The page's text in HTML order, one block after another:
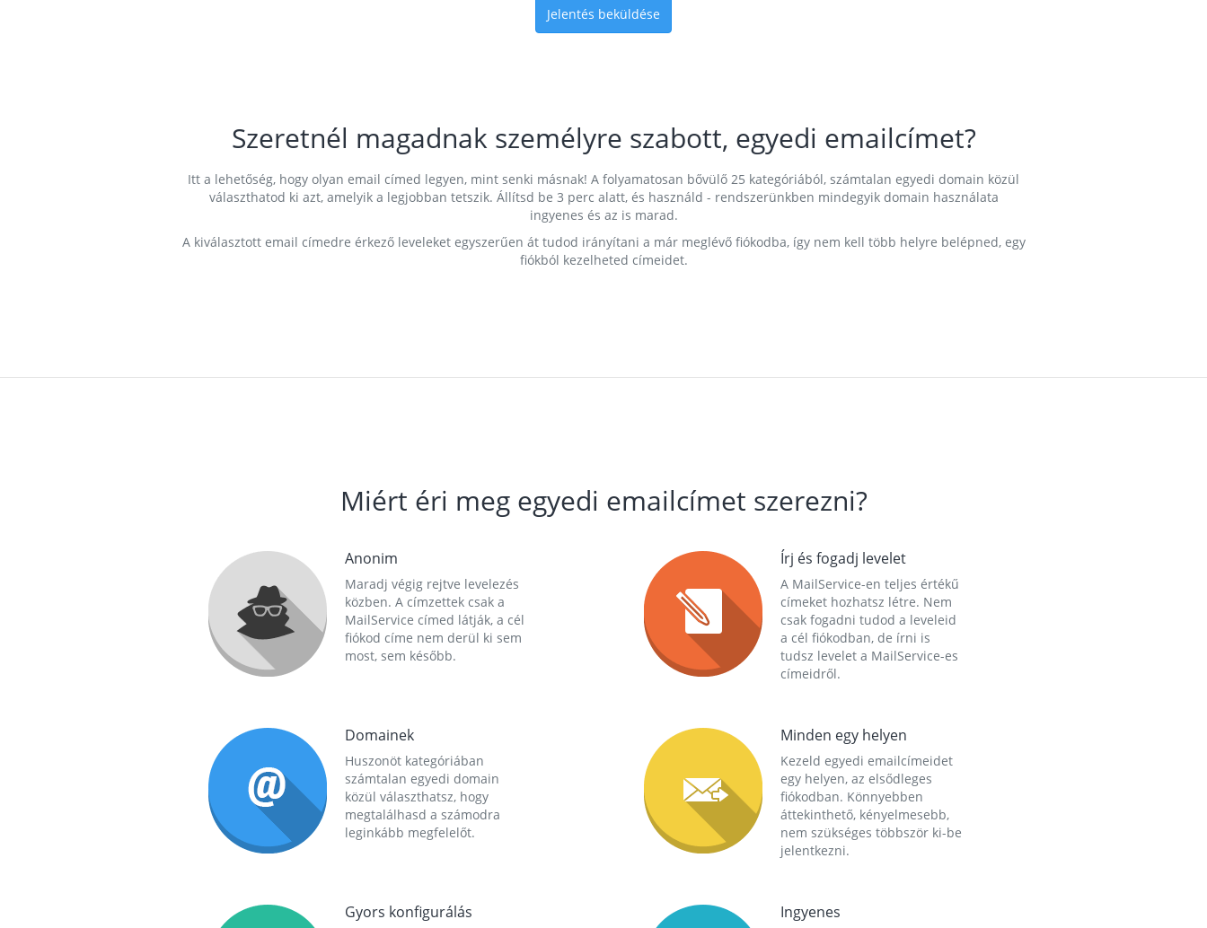
Jelentés beküldése
Szeretnél magadnak személyre szabott, egyedi emailcímet?
Itt a lehetőség, hogy olyan email címed legyen, mint senki másnak! A folyamatosan bővülő 25 kategóriából, számtalan egyedi domain közül
választhatod ki azt, amelyik a legjobban tetszik. Állítsd be 3 perc alatt, és használd - rendszerünkben mindegyik domain használata
ingyenes és az is marad.
A kiválasztott email címedre érkező leveleket egyszerűen át tudod irányítani a már meglévő fiókodba, így nem kell több helyre belépned, egy
fiókból kezelheted címeidet.
Miért éri meg egyedi emailcímet szerezni?
Anonim
Maradj végig rejtve levelezés
közben. A címzettek csak a
MailService címed látják, a cél
fiókod címe nem derül ki sem
most, sem később.
Írj és fogadj levelet
A MailService-en teljes értékű
címeket hozhatsz létre. Nem
csak fogadni tudod a leveleid
a cél fiókodban, de írni is
tudsz levelet a MailService-es
címeidről.
Domainek
Huszonöt kategóriában
számtalan egyedi domain
közül választhatsz, hogy
megtalálhasd a számodra
leginkább megfelelőt.
Minden egy helyen
Kezeld egyedi emailcímeidet
egy helyen, az elsődleges
fiókodban. Könnyebben
áttekinthető, kényelmesebb,
nem szükséges többször ki-be
jelentkezni.
Gyors konfigurálás Ingyenes